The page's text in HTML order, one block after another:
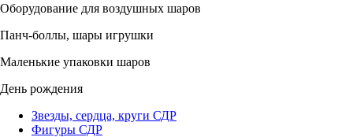
Оборудование для воздушных шаров
Панч-боллы, шары игрушки
Маленькие упаковки шаров
День рождения
Звезды, сердца, круги СДР
Фигуры СДР